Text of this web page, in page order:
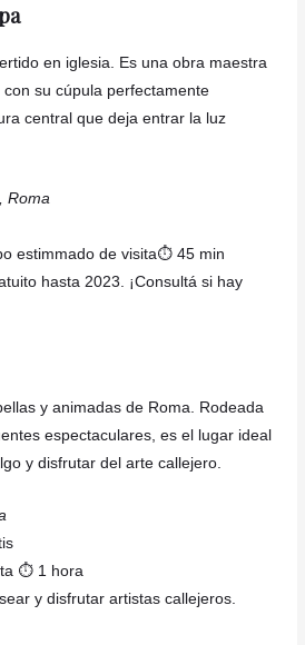
en iglesia. Es una obra maestra
su cúpula perfectamente
central que deja entrar la luz
Roma
estimmado de visita⏱️ 45 min
hasta 2023. ¡Consultá si hay
y animadas de Roma. Rodeada
espectaculares, es el lugar ideal
y disfrutar del arte callejero.
⏱️ 1 hora
y disfrutar artistas callejeros.